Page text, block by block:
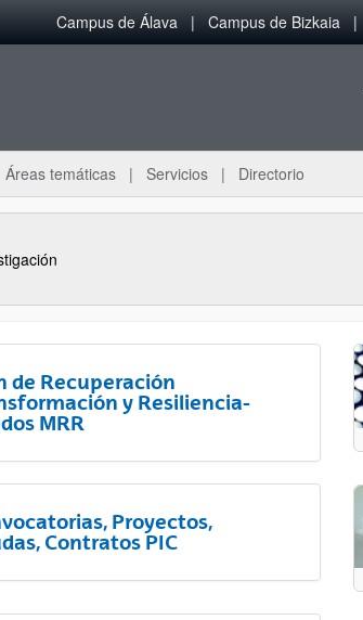
Campus de Álava Campus de Bizkaia
Áreas temáticas Servicios Directorio
de Recuperación
y Resiliencia-
MRR
Proyectos,
Contratos PIC